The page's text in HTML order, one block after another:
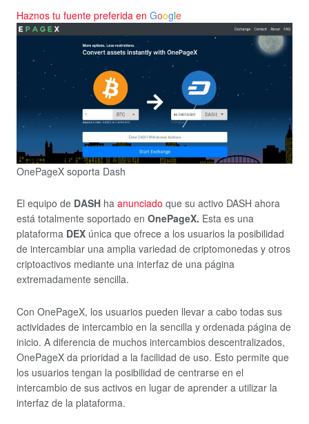
Haznos tu fuente preferida en Google
OnePageX soporta Dash
El equipo de DASH ha anunciado que su activo DASH ahora
está totalmente soportado en OnePageX. Esta es una
plataforma DEX única que ofrece a los usuarios la posibilidad
de intercambiar una amplia variedad de criptomonedas y otros
criptoactivos mediante una interfaz de una página
extremadamente sencilla.
Con OnePageX, los usuarios pueden llevar a cabo todas sus
actividades de intercambio en la sencilla y ordenada página de
inicio. A diferencia de muchos intercambios descentralizados,
OnePageX da prioridad a la facilidad de uso. Esto permite que
los usuarios tengan la posibilidad de centrarse en el
intercambio de sus activos en lugar de aprender a utilizar la
interfaz de la plataforma.